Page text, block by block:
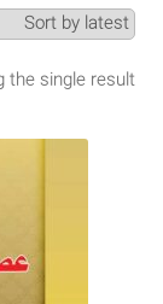
Search Results
Shop
the single result